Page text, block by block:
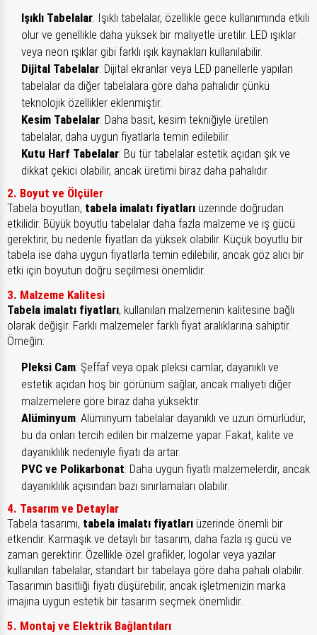
Işıklı Tabelalar: Işıklı tabelalar, özellikle gece kullanımında etkili
olur ve genellikle daha yüksek bir maliyetle üretilir. LED ışıklar
veya neon ışıklar gibi farklı ışık kaynakları kullanılabilir.
Dijital Tabelalar: Dijital ekranlar veya LED panellerle yapılan
tabelalar da diğer tabelalara göre daha pahalıdır çünkü
teknolojik özellikler eklenmiştir.
Kesim Tabelalar: Daha basit, kesim tekniğiyle üretilen
tabelalar, daha uygun fiyatlarla temin edilebilir.
Kutu Harf Tabelalar: Bu tür tabelalar estetik açıdan şık ve
dikkat çekici olabilir, ancak üretimi biraz daha pahalıdır.
2. Boyut ve Ölçüler
Tabela boyutları, tabela imalatı fiyatları üzerinde doğrudan
etkilidir. Büyük boyutlu tabelalar daha fazla malzeme ve iş gücü
gerektirir, bu nedenle fiyatları da yüksek olabilir. Küçük boyutlu bir
tabela ise daha uygun fiyatlarla temin edilebilir, ancak göz alıcı bir
etki için boyutun doğru seçilmesi önemlidir.
3. Malzeme Kalitesi
Tabela imalatı fiyatları, kullanılan malzemenin kalitesine bağlı
olarak değişir. Farklı malzemeler farklı fiyat aralıklarına sahiptir.
Örneğin:
Pleksi Cam: Şeffaf veya opak pleksi camlar, dayanıklı ve
estetik açıdan hoş bir görünüm sağlar, ancak maliyeti diğer
malzemelere göre biraz daha yüksektir.
Alüminyum: Alüminyum tabelalar dayanıklı ve uzun ömürlüdür,
bu da onları tercih edilen bir malzeme yapar. Fakat, kalite ve
dayanıklılık nedeniyle fiyatı da artar.
PVC ve Polikarbonat: Daha uygun fiyatlı malzemelerdir, ancak
dayanıklılık açısından bazı sınırlamaları olabilir.
4. Tasarım ve Detaylar
Tabela tasarımı, tabela imalatı fiyatları üzerinde önemli bir
etkendir. Karmaşık ve detaylı bir tasarım, daha fazla iş gücü ve
zaman gerektirir. Özellikle özel grafikler, logolar veya yazılar
kullanılan tabelalar, standart bir tabelaya göre daha pahalı olabilir.
Tasarımın basitliği fiyatı düşürebilir, ancak işletmenizin marka
imajına uygun estetik bir tasarım seçmek önemlidir.
5. Montaj ve Elektrik Bağlantıları